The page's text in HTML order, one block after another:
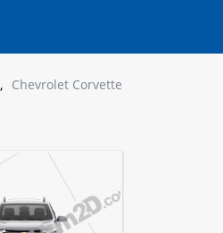
, Chevrolet Corvette